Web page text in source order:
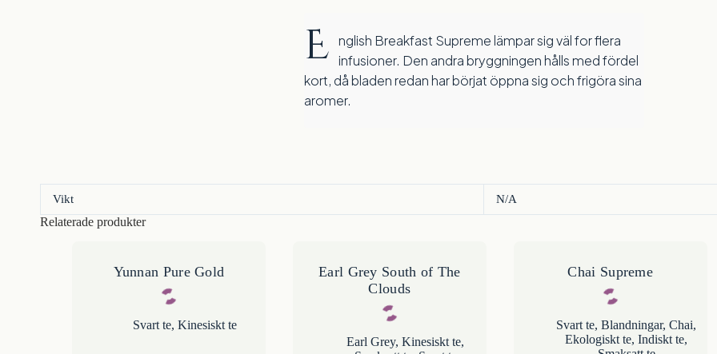
E nglish Breakfast Supreme lämpar sig väl for flera
infusioner. Den andra bryggningen hålls med fördel
kort, då bladen redan har börjat öppna sig och frigöra sina
aromer.
Vikt N/A
Relaterade produkter
Yunnan Pure Gold
Svart te, Kinesiskt te
Earl Grey South of The
Clouds
Earl Grey,Kinesiskt te,
Chai Supreme
Svart te,Blandningar,Chai,
Ekologiskt te,Indiskt te,